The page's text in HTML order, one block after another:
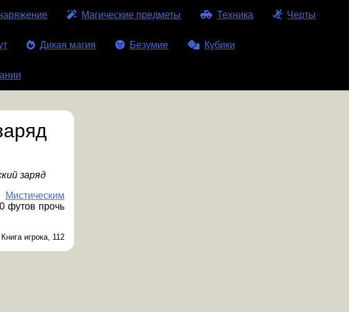
Магические предметы Техника Черты
Дикая магия Безумие Кубики
заряд
Мистическим
футов прочь
Книга игрока, 112